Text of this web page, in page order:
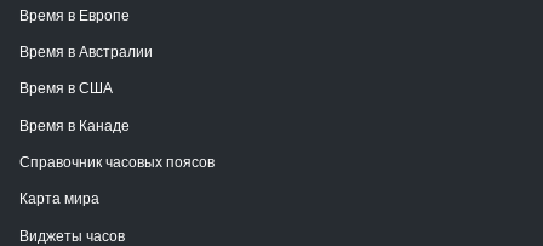
Время в Европе
Время в Австралии
Время в США
Время в Канаде
Справочник часовых поясов
Карта мира
Виджеты часов